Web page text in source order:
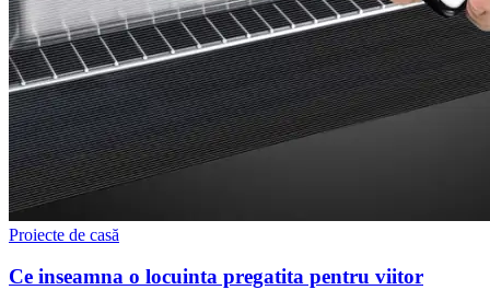
Proiecte de casă
Ce inseamna o locuinta pregatita pentru viitor